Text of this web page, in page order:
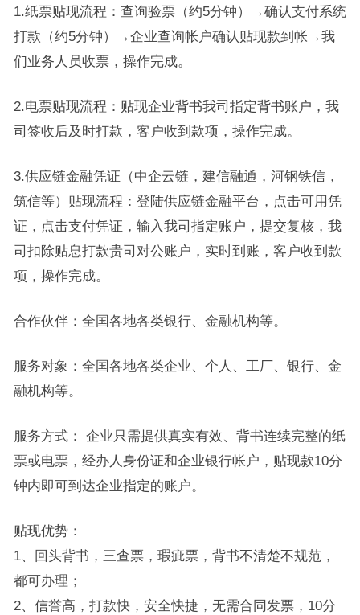
1.纸票贴现流程：查询验票（约5分钟）→确认支付系统
打款（约5分钟）→企业查询帐户确认贴现款到帐→我
们业务人员收票，操作完成。
2.电票贴现流程：贴现企业背书我司指定背书账户，我
司签收后及时打款，客户收到款项，操作完成。
3.供应链金融凭证（中企云链，建信融通，河钢铁信，
筑信等）贴现流程：登陆供应链金融平台，点击可用凭
证，点击支付凭证，输入我司指定账户，提交复核，我
司扣除贴息打款贵司对公账户，实时到账，客户收到款
项，操作完成。
合作伙伴：全国各地各类银行、金融机构等。
服务对象：全国各地各类企业、个人、工厂、银行、金
融机构等。
服务方式： 企业只需提供真实有效、背书连续完整的纸
票或电票，经办人身份证和企业银行帐户，贴现款10分
钟内即可到达企业指定的账户。
贴现优势：
1、回头背书，三查票，瑕疵票，背书不清楚不规范，
都可办理；
2、信誉高，打款快，安全快捷，无需合同发票，10分